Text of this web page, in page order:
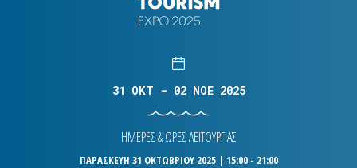
31 OKT - 02 NOE 2025
ΗΜΕΡΕΣ & ΩΡΕΣ ΛΕΙΤΟΥΡΓΙΑΣ
ΠΑΡΑΣΚΕΥΗ 31 ΟΚΤΩΒΡΙΟΥ 2025 | 15:00 - 21:00